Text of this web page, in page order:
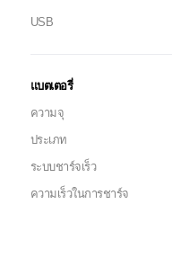
USB
แบตเตอรี่
ความจุ
ประเภท
ระบบชาร์จเร็ว
ความเร็วในการชาร์จ